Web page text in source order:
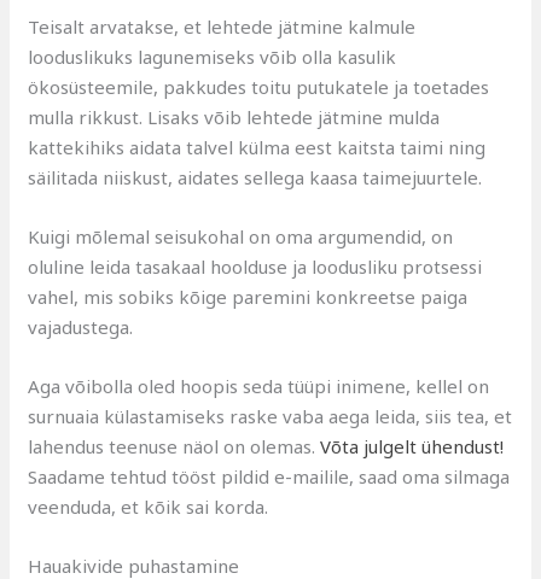
Teisalt arvatakse, et lehtede jätmine kalmule
looduslikuks lagunemiseks võib olla kasulik
ökosüsteemile, pakkudes toitu putukatele ja toetades
mulla rikkust. Lisaks võib lehtede jätmine mulda
kattekihiks aidata talvel külma eest kaitsta taimi ning
säilitada niiskust, aidates sellega kaasa taimejuurtele.
Kuigi mõlemal seisukohal on oma argumendid, on
oluline leida tasakaal hoolduse ja loodusliku protsessi
vahel, mis sobiks kõige paremini konkreetse paiga
vajadustega.
Aga võibolla oled hoopis seda tüüpi inimene, kellel on
surnuaia külastamiseks raske vaba aega leida, siis tea, et
lahendus teenuse näol on olemas.Võta julgelt ühendust!
Saadame tehtud tööst pildid e-mailile, saad oma silmaga
veenduda, et kõik sai korda.
Hauakivide puhastamine